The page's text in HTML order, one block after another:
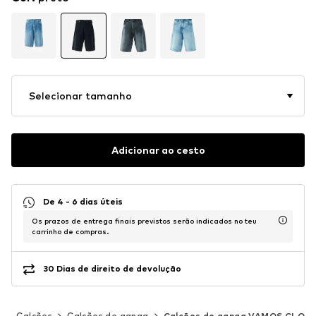
Selecionar tamanho
Adicionar ao cesto
De 4 - 6 dias úteis
Os prazos de entrega finais previstos serão indicados no teu
carrinho de compras.
30 Dias de direito de devolução